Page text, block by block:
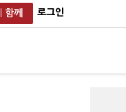
함께 로그인